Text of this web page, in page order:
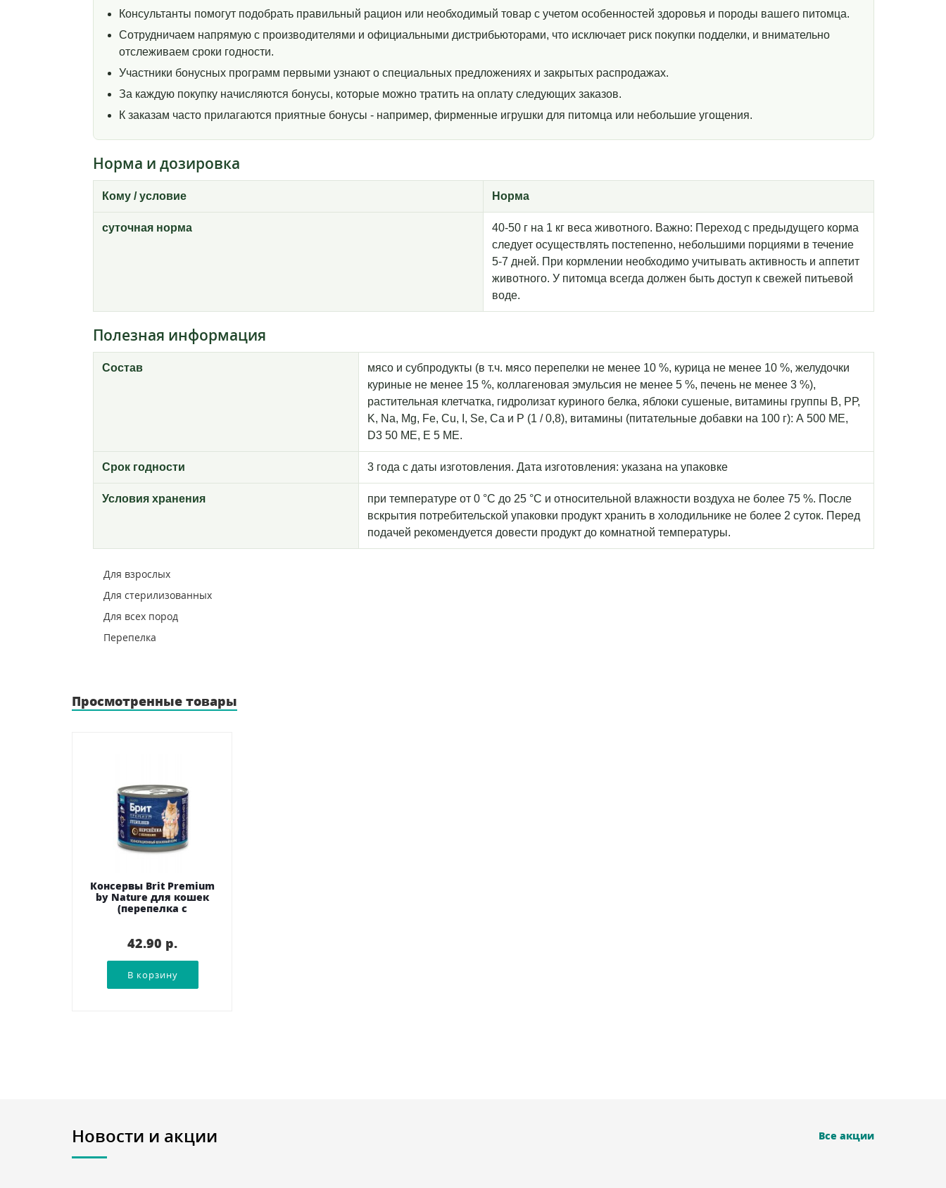
Консультанты помогут подобрать правильный рацион или необходимый товар с учетом особенностей здоровья и породы вашего питомца.
Сотрудничаем напрямую с производителями и официальными дистрибьюторами, что исключает риск покупки подделки, и внимательно
отслеживаем сроки годности.
Участники бонусных программ первыми узнают о специальных предложениях и закрытых распродажах.
За каждую покупку начисляются бонусы, которые можно тратить на оплату следующих заказов.
К заказам часто прилагаются приятные бонусы - например, фирменные игрушки для питомца или небольшие угощения.
Норма и дозировка
Кому / условие Норма
суточная норма
40-50 г на 1 кг веса животного. Важно: Переход с предыдущего корма
следует осуществлять постепенно, небольшими порциями в течение
5-7 дней. При кормлении необходимо учитывать активность и аппетит
животного. У питомца всегда должен быть доступ к свежей питьевой
воде.
Полезная информация
Состав
мясо и субпродукты (в т.ч. мясо перепелки не менее 10 %, курица не менее 10 %, желудочки
куриные не менее 15 %, коллагеновая эмульсия не менее 5 %, печень не менее 3 %),
растительная клетчатка, гидролизат куриного белка, яблоки сушеные, витамины группы B, РР,
K, Na, Mg, Fe, Cu, I, Se, Са и Р (1 / 0,8), витамины (питательные добавки на 100 г): А 500 МЕ,
D3 50 ME, Е 5 МЕ.
Срок годности 3 года с даты изготовления. Дата изготовления: указана на упаковке
Условия хранения
при температуре от 0 °С до 25 °С и относительной влажности воздуха не более 75 %. После
вскрытия потребительской упаковки продукт хранить в холодильнике не более 2 суток. Перед
подачей рекомендуется довести продукт до комнатной температуры.
Для взрослых
Для стерилизованных
Для всех пород
Перепелка
Просмотренные товары
Консервы Brit Premium
by Nature для кошек
(перепелка с
42.90 p.
Новости и акции Все акции